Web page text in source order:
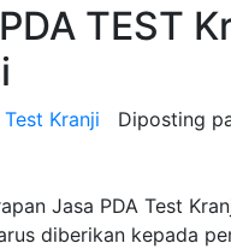
TEST
Kranji Diposting
Jasa PDA Test
diberikan kepada